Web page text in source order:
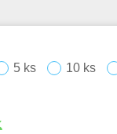
5 ks 10 ks